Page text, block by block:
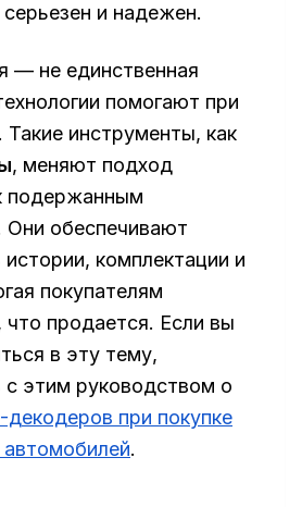
и надежен.
— не единственная
помогают при
инструменты, как
, меняют подход
подержанным
Они обеспечивают
комплектации и
покупателям
что продается. Если вы
в эту тему,
с этим руководством о
при покупке
.